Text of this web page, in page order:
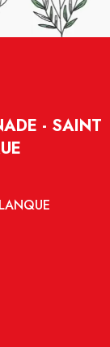
- SAINT